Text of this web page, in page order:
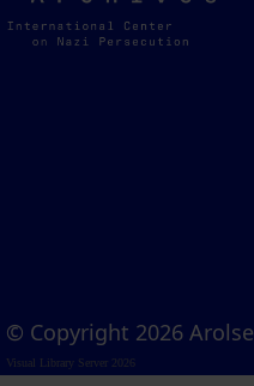
© Copyright 2026
Visual Library Server 2026